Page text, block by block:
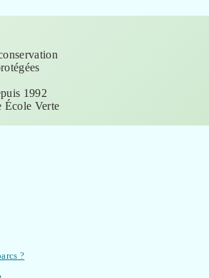
1992
École Verte
?